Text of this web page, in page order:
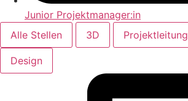
Junior Projektmanager:in
Alle Stellen
3D Projektleitung
Design